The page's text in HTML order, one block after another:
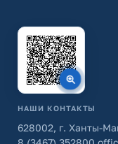
НАШИ КОНТАКТЫ
628002, г. Ханты-